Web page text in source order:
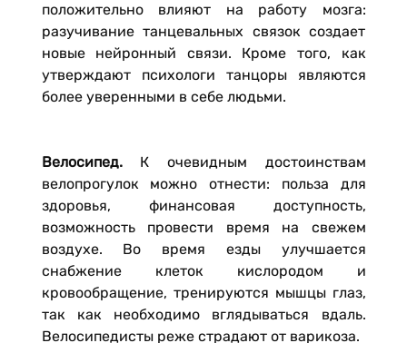
положительно влияют на работу мозга:
разучивание танцевальных связок создает
новые нейронный связи. Кроме того, как
утверждают психологи танцоры являются
более уверенными в себе людьми.
Велосипед. К очевидным достоинствам
велопрогулок можно отнести: польза для
здоровья, финансовая доступность,
возможность провести время на свежем
воздухе. Во время езды улучшается
снабжение клеток кислородом и
кровообращение, тренируются мышцы глаз,
так как необходимо вглядываться вдаль.
Велосипедисты реже страдают от варикоза.